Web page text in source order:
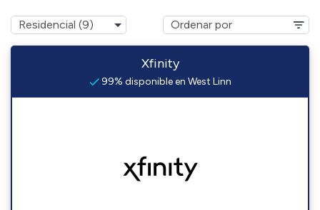
Xfinity
99% disponible en West Linn